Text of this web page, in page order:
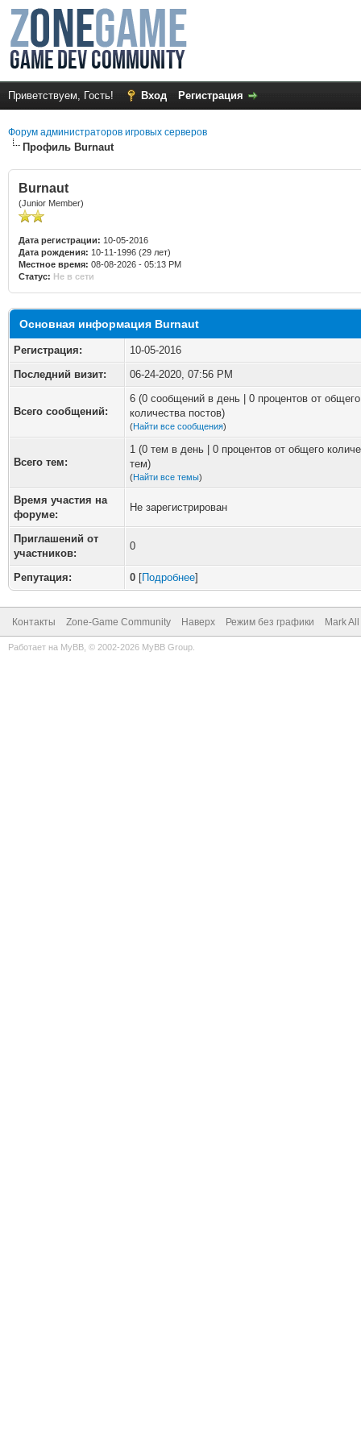
Приветствуем, Гость! Вход Регистрация
Форум администраторов игровых серверов
Профиль Burnaut
Burnaut
(Junior Member)
Дата регистрации: 10-05-2016
Дата рождения: 10-11-1996 (29 лет)
Местное время: 08-08-2026 - 05:13 PM
Статус: Не в сети
Основная информация Burnaut
Регистрация:
10-05-2016
Последний визит:
06-24-2020, 07:56 PM
Всего сообщений:
6 (0 сообщений в день | 0 процентов от общего
количества постов)
(Найти все сообщения)
Всего тем:
1 (0 тем в день | 0 процентов от общего
тем)
(Найти все темы)
Время участия на
форуме:
Не зарегистрирован
Приглашений от
участников:
0
Репутация: 0 [Подробнее]
Контакты Zone-Game Community Наверх Режим без графики Mark
Работает на MyBB , © 2002-2026 MyBB Group